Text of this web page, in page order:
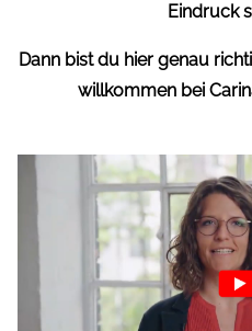
Eindruck
Dann bist du hier genau
willkommen bei